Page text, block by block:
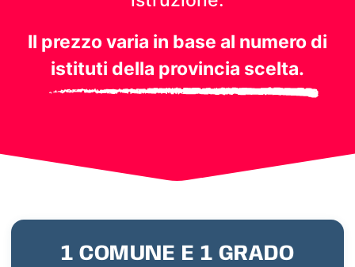
Il prezzo varia in base al numero di
istituti della provincia scelta.
1 COMUNE E 1 GRADO